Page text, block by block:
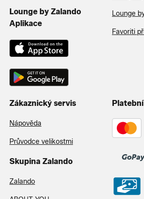
Lounge by Zalando
Aplikace
Lounge
Favoriti
Zákaznický servis
Nápověda
Průvodce velikostmi
Skupina Zalando
Zalando